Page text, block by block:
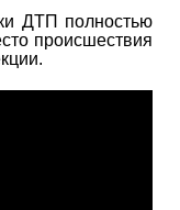
ДТП полностью
происшествия